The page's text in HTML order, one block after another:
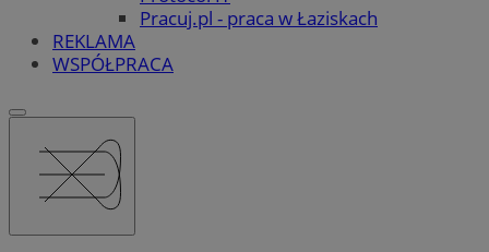
Pracuj.pl - praca w Łaziskach
REKLAMA
WSPÓŁPRACA